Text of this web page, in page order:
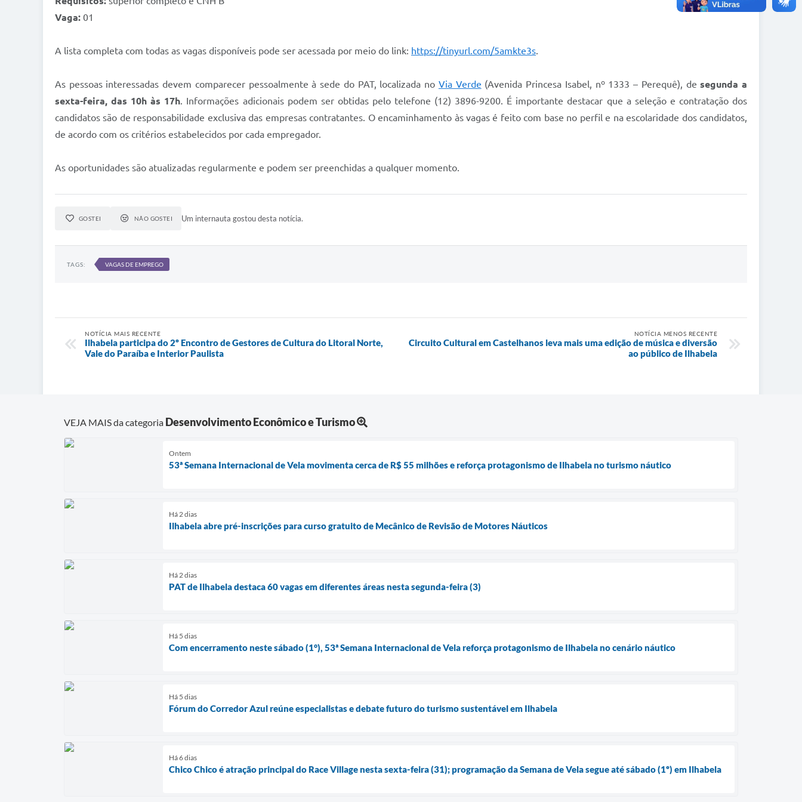
Vaga: 01
A lista completa com todas as vagas disponíveis pode ser acessada por meio do link: https://tinyurl.com/5amkte3s.
As pessoas interessadas devem comparecer pessoalmente à sede do PAT, localizada no Via Verde (Avenida Princesa Isabel, nº 1333 – Perequê), desegunda a
sexta-feira, das 10h às 17h. Informações adicionais podem ser obtidas pelo telefone (12) 3896-9200. É importante destacar que a seleção e contratação dos
candidatos são de responsabilidade exclusiva das empresas contratantes. O encaminhamento às vagas é feito com base no perfil e na escolaridade dos candidatos,
de acordo com os critérios estabelecidos por cada empregador.
As oportunidades são atualizadas regularmente e podem ser preenchidas a qualquer momento.
GOSTEI NÃO GOSTEI Um internauta gostou desta notícia.
TAGS: VAGAS DE EMPREGO
NOTÍCIA MAIS RECENTE
Ilhabela participa do 2º Encontro de Gestores de Cultura do Litoral Norte,
Vale do Paraíba e Interior Paulista
NOTÍCIA MENOS RECENTE
Circuito Cultural em Castelhanos leva mais uma edição de música e diversão
ao público de Ilhabela
VEJA MAIS da categoria Desenvolvimento Econômico e Turismo
Ontem
53ª Semana Internacional de Vela movimenta cerca de R$ 55 milhões e reforça protagonismo de Ilhabela no turismo náutico
Há 2 dias
Ilhabela abre pré-inscrições para curso gratuito de Mecânico de Revisão de Motores Náuticos
Há 2 dias
PAT de Ilhabela destaca 60 vagas em diferentes áreas nesta segunda-feira (3)
Há 5 dias
Com encerramento neste sábado (1°), 53ª Semana Internacional de Vela reforça protagonismo de Ilhabela no cenário náutico
Há 5 dias
Fórum do Corredor Azul reúne especialistas e debate futuro do turismo sustentável em Ilhabela
Há 6 dias
Chico Chico é atração principal do Race Village nesta sexta-feira (31); programação da Semana de Vela segue até sábado (1º) em Ilhabela